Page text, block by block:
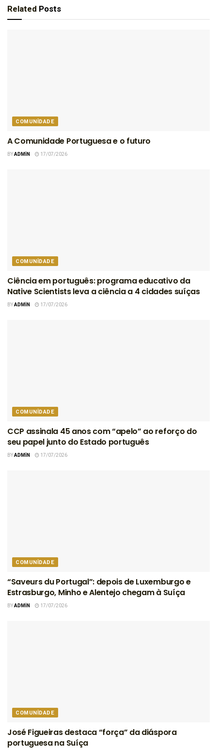
Related Posts
COMUNIDADE
A Comunidade Portuguesa e o futuro
BYADMIN 17/07/2026
COMUNIDADE
Ciência em português: programa educativo da
Native Scientists leva a ciência a 4 cidades suíças
BYADMIN 17/07/2026
COMUNIDADE
CCP assinala 45 anos com “apelo” ao reforço do
seu papel junto do Estado português
BYADMIN 17/07/2026
COMUNIDADE
“Saveurs du Portugal”: depois de Luxemburgo e
Estrasburgo, Minho e Alentejo chegam à Suíça
BYADMIN 17/07/2026
COMUNIDADE
José Figueiras destaca “força” da diáspora
portuguesa na Suíça